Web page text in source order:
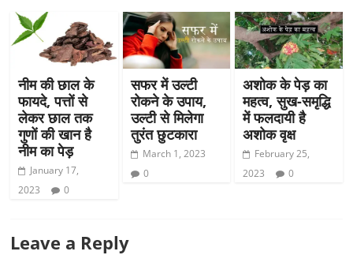
नीम की छाल के
फायदे, पत्तों से
लेकर छाल तक
गुणों की खान है
नीम का पेड़
January 17,
2023
0
सफर में उल्टी
रोकने के उपाय,
उल्टी से मिलेगा
तुरंत छुटकारा
March 1, 2023
0
अशोक के पेड़ का
महत्व, सुख-समृद्धि
में फलदायी है
अशोक वृक्ष
February 25,
2023
0
Leave a Reply